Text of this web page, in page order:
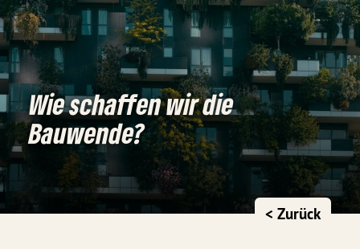
Wie schaffen wir die
Bauwende?
< Zurück